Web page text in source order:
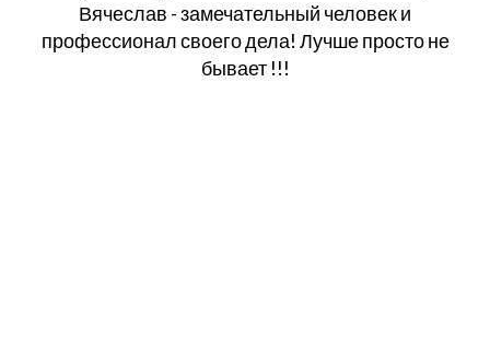
Вячеслав - замечательный человек и
профессионал своего дела! Лучше просто не
бывает !!!